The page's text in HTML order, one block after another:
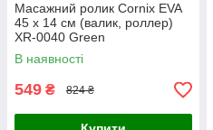
Масажний ролик Cornix EVA
45 x 14 см (валик, роллер)
XR-0040 Green
В наявності
549 ₴ 824 ₴